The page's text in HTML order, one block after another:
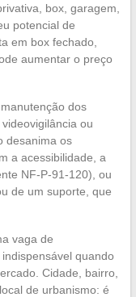
box, garagem,
potencial de
em box fechado,
aumentar o preço
dos
ou
desanima os
a acessibilidade, a
NF-P-91-120), ou
de um suporte, que
vaga de
quando
Cidade, bairro,
de urbanismo: é